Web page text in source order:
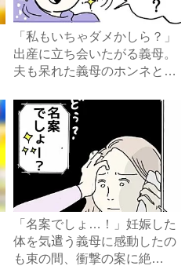
「私もいちゃダメかしら？」
出産に立ち会いたがる義母。
夫も呆れた義母のホンネと
「名案でしょ…！」妊娠した
体を気遣う義母に感動したの
も束の間、衝撃の案に絶